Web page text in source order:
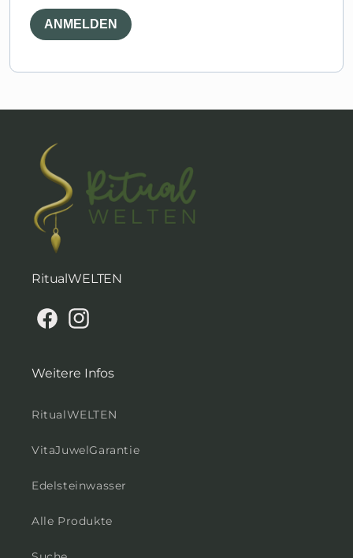
ANMELDEN
RitualWELTEN
FacebookInstagram
Weitere Infos
RitualWELTEN
VitaJuwelGarantie
Edelsteinwasser
Alle Produkte